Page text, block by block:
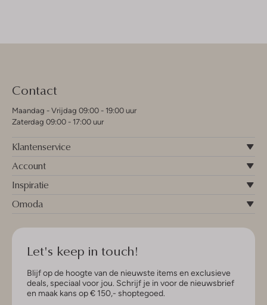
Contact
Maandag - Vrijdag 09:00 - 19:00 uur
Zaterdag 09:00 - 17:00 uur
Klantenservice
Account
Inspiratie
Omoda
Let's keep in touch!
Blijf op de hoogte van de nieuwste items en exclusieve
deals, speciaal voor jou. Schrijf je in voor de nieuwsbrief
en maak kans op € 150,- shoptegoed.